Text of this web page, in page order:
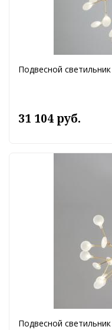
Подвесной
31 104 руб.
Подвесной